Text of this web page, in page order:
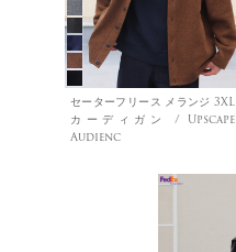
セーターフリース メランジ 3XL
カーディガン / Upscape
Audienc